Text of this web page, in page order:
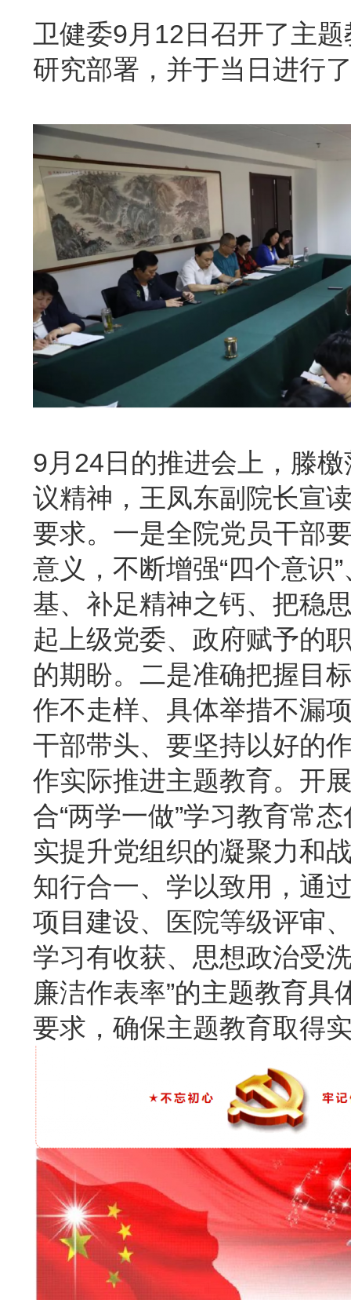
卫健委9月12日召开了主
研究部署，并于当日进行
9月24日的推进会上，滕
议精神，王凤东副院长宣
要求。一是全院党员干部
意义，不断增强“四个意识
基、补足精神之钙、把稳
起上级党委、政府赋予的
的期盼。二是准确把握目
作不走样、具体举措不漏
干部带头、要坚持以好的
作实际推进主题教育。开
合“两学一做”学习教育常
实提升党组织的凝聚力和
知行合一、学以致用，通
项目建设、医院等级评审
学习有收获、思想政治受
廉洁作表率”的主题教育
要求，确保主题教育取得